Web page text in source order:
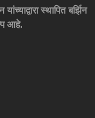
स्थापित बर्झिन
आहे.